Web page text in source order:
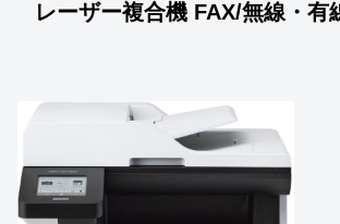
レーザー複合機 FAX/無線・有